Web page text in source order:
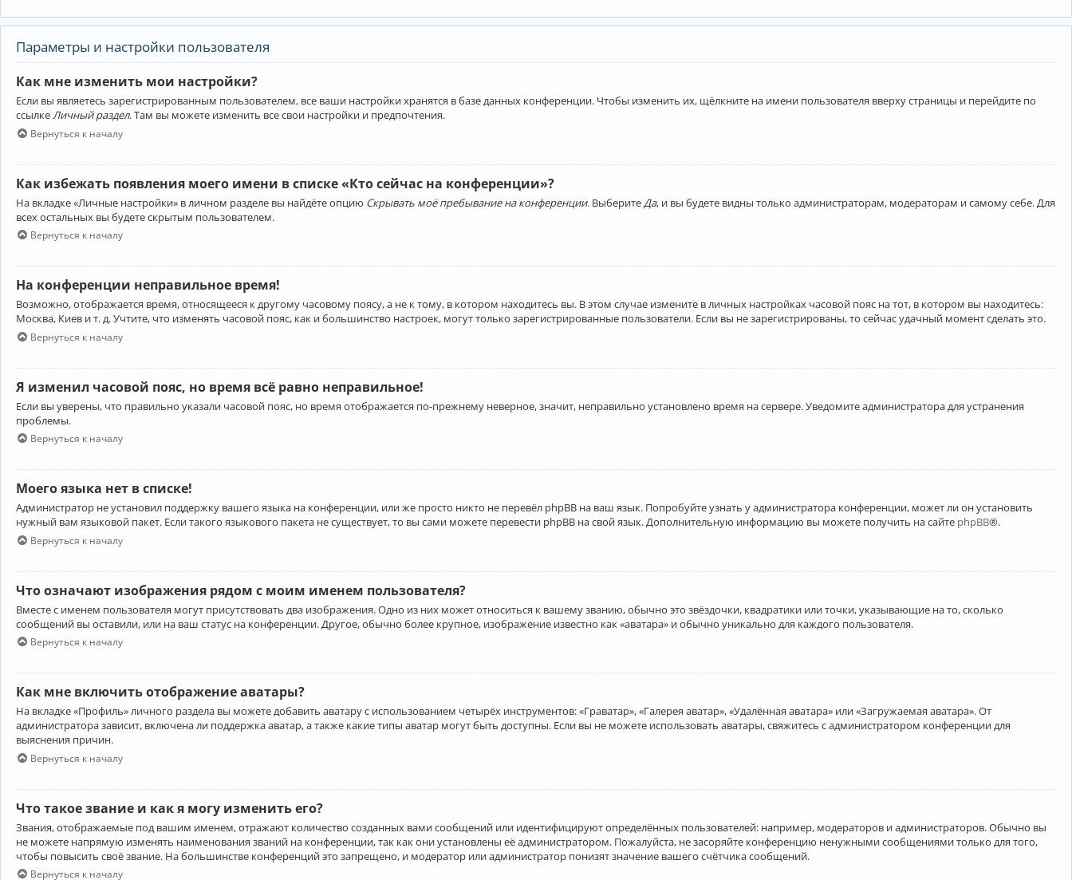
Параметры и настройки пользователя
Как мне изменить мои настройки?
Если вы являетесь зарегистрированным пользователем, все ваши настройки хранятся в базе данных конференции. Чтобы изменить их, щёлкните на имени пользователя вверху страницы и перейдите по
ссылкеЛичный раздел. Там вы можете изменить все свои настройки и предпочтения.
Вернуться к началу
Как избежать появления моего имени в списке «Кто сейчас на конференции»?
На вкладке «Личные настройки» в личном разделе вы найдёте опцию Скрывать моё пребывание на конференции. Выберите Да, и вы будете видны только администраторам, модераторам и самому себе. Для
всех остальных вы будете скрытым пользователем.
Вернуться к началу
На конференции неправильное время!
Возможно, отображается время, относящееся к другому часовому поясу, а не к тому, в котором находитесь вы. В этом случае измените в личных настройках часовой пояс на тот, в котором вы находитесь:
Москва, Киев и т. д. Учтите, что изменять часовой пояс, как и большинство настроек, могут только зарегистрированные пользователи. Если вы не зарегистрированы, то сейчас удачный момент сделать это.
Вернуться к началу
Я изменил часовой пояс, но время всё равно неправильное!
Если вы уверены, что правильно указали часовой пояс, но время отображается по-прежнему неверное, значит, неправильно установлено время на сервере. Уведомите администратора для устранения
проблемы.
Вернуться к началу
Моего языка нет в списке!
Администратор не установил поддержку вашего языка на конференции, или же просто никто не перевёл phpBB на ваш язык. Попробуйте узнать у администратора конференции, может ли он установить
нужный вам языковой пакет. Если такого языкового пакета не существует, то вы сами можете перевести phpBB на свой язык. Дополнительную информацию вы можете получить на сайте phpBB®.
Вернуться к началу
Что означают изображения рядом с моим именем пользователя?
Вместе с именем пользователя могут присутствовать два изображения. Одно из них может относиться к вашему званию, обычно это звёздочки, квадратики или точки, указывающие на то, сколько
сообщений вы оставили, или на ваш статус на конференции. Другое, обычно более крупное, изображение известно как «аватара» и обычно уникально для каждого пользователя.
Вернуться к началу
Как мне включить отображение аватары?
На вкладке «Профиль» личного раздела вы можете добавить аватару с использованием четырёх инструментов: «Граватар», «Галерея аватар», «Удалённая аватара» или «Загружаемая аватара». От
администратора зависит, включена ли поддержка аватар, а также какие типы аватар могут быть доступны. Если вы не можете использовать аватары, свяжитесь с администратором конференции для
выяснения причин.
Вернуться к началу
Что такое звание и как я могу изменить его?
Звания, отображаемые под вашим именем, отражают количество созданных вами сообщений или идентифицируют определённых пользователей: например, модераторов и администраторов. Обычно вы
не можете напрямую изменять наименования званий на конференции, так как они установлены её администратором. Пожалуйста, не засоряйте конференцию ненужными сообщениями только для того,
чтобы повысить своё звание. На большинстве конференций это запрещено, и модератор или администратор понизят значение вашего счётчика сообщений.
Вернуться к началу